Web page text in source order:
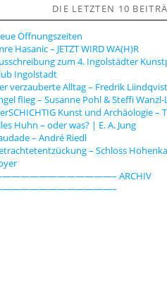
DIE LETZTEN 10
Öffnungszeiten
Hasanic – JETZT WIRD WA(H)R
zum 4. Ingolstädter
Ingolstadt
verzauberte Alltag – Fredrik Liindqvist
flieg – Susanne Pohl & Steffi
Kunst und Archäologie –
Huhn – oder was? | E. A. Jung
– André Riedl
– Schloss
ARCHIV